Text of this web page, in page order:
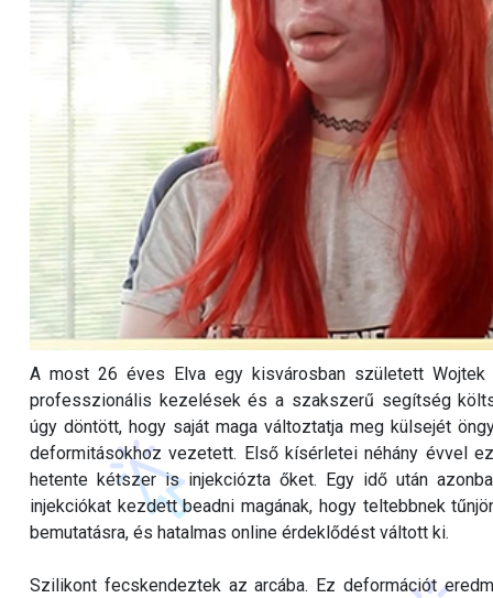
A most 26 éves Elva egy kisvárosban született
professzionális kezelések és a szakszerű segítség
úgy döntött, hogy saját maga változtatja meg külsejét
deformitásokhoz vezetett. Első kísérletei néhány évvel
hetente kétszer is injekciózta őket. Egy idő után
injekciókat kezdett beadni magának, hogy teltebbnek
bemutatásra, és hatalmas online érdeklődést váltott ki.
Szilikont fecskendeztek az arcába. Ez deformációt